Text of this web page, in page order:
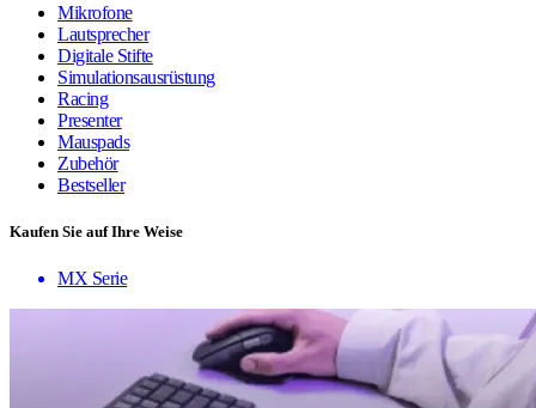
Mikrofone
Lautsprecher
Digitale Stifte
Simulationsausrüstung
Racing
Presenter
Mauspads
Zubehör
Bestseller
Kaufen Sie auf Ihre Weise
MX Serie